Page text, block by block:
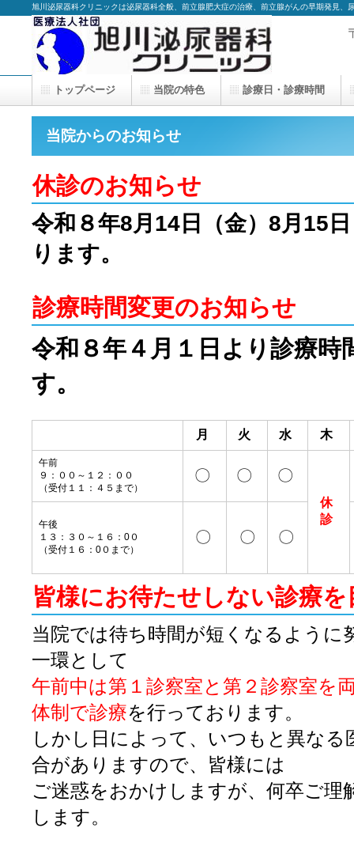
旭川泌尿器科クリニックは泌尿器科全般、前立腺肥大症の治療、前立腺がんの早期発見
当院からのお知らせ
休診のお知らせ
令和８年8月14日（金）8月15
ります。
診療時間変更のお知らせ
令和８年４月１日より 診療時
す。
月 火 水 木
午前
９：００～１２：００
（受付１１：４５まで）
〇 〇 〇
休
診
午後
１３：３０～１６：0０
（受付１６：0０まで）
〇 〇 〇
皆様にお待たせしない診療
当院では待ち時間が短くなるように
一環として
午前中は第１診察室と第２診察室を
体制で診療を行っております。
しかし日によって、いつもと異なる
合がありますので、皆様には
ご迷惑をおかけしますが、何卒ご理
します。
トップページ 当院の特色 診療日・診療時間